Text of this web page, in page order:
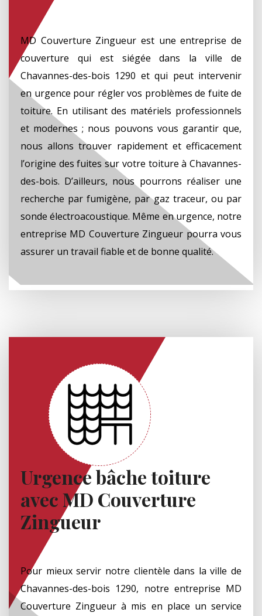
MD Couverture Zingueur est une entreprise de
couverture qui est siégée dans la ville de
Chavannes-des-bois 1290 et qui peut intervenir
en urgence pour régler vos problèmes de fuite de
toiture. En utilisant des matériels professionnels
et modernes ; nous pouvons vous garantir que,
nous allons trouver rapidement et efficacement
l’origine des fuites sur votre toiture à Chavannes-
des-bois. D’ailleurs, nous pourrons réaliser une
recherche par fumigène, par gaz traceur, ou par
sonde électroacoustique. Même en urgence, notre
entreprise MD Couverture Zingueur pourra vous
assurer un travail fiable et de bonne qualité.
Urgence bâche toiture
avec MD Couverture
Zingueur
Pour mieux servir notre clientèle dans la ville de
Chavannes-des-bois 1290, notre entreprise MD
Couverture Zingueur à mis en place un service